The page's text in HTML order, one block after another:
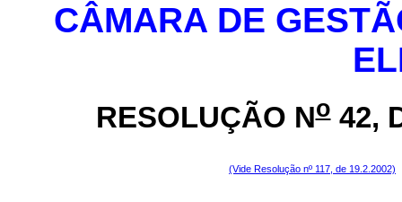
CÂMARA DE
RESOLUÇÃO No42,
(Vide Resolução nº 117, de 19.2.2002)